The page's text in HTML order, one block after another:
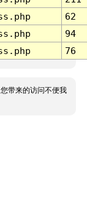
62
94
76
带来的访问不便我